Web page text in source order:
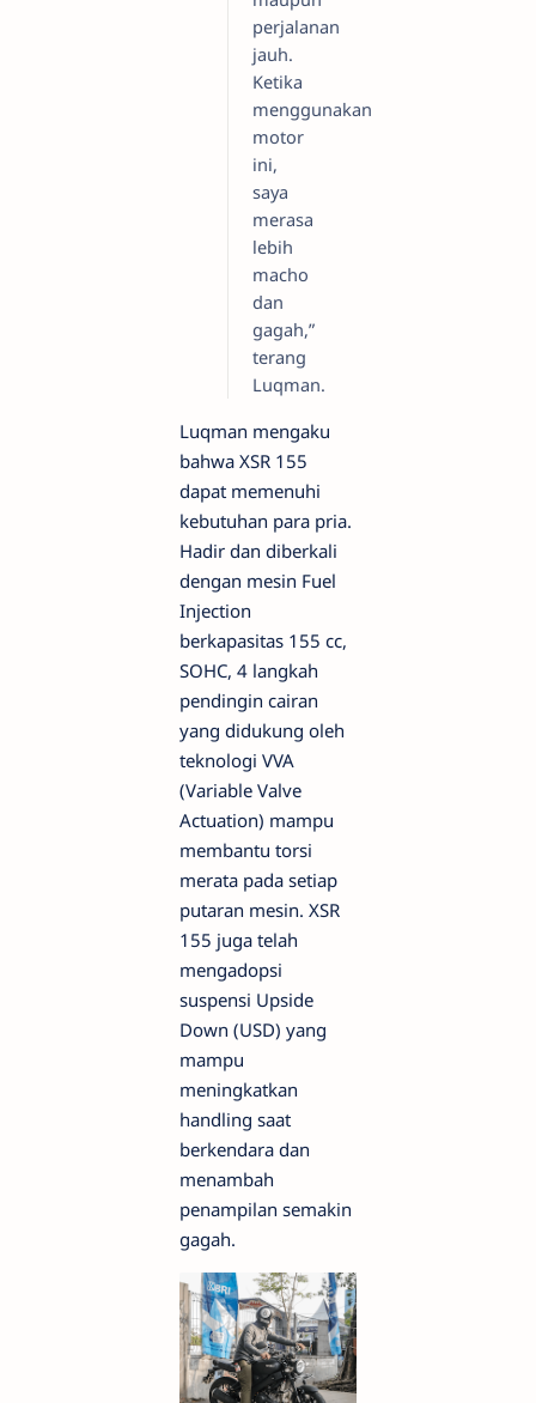
perjalanan
jauh.
Ketika
menggunakan
motor
ini,
saya
merasa
lebih
macho
dan
gagah,”
terang
Luqman.
Luqman mengaku
bahwa XSR 155
dapat memenuhi
kebutuhan para pria.
Hadir dan diberkali
dengan mesin Fuel
Injection
berkapasitas 155 cc,
SOHC, 4 langkah
pendingin cairan
yang didukung oleh
teknologi VVA
(Variable Valve
Actuation) mampu
membantu torsi
merata pada setiap
putaran mesin. XSR
155 juga telah
mengadopsi
suspensi Upside
Down (USD) yang
mampu
meningkatkan
handling saat
berkendara dan
menambah
penampilan semakin
gagah.